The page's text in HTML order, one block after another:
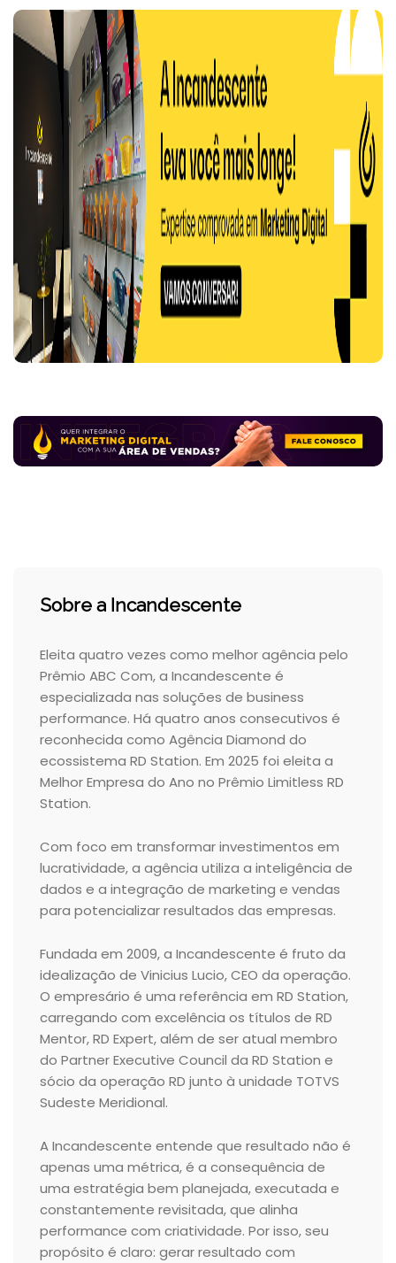
Sobre a Incandescente
Eleita quatro vezes como melhor agência pelo
Prêmio ABC Com, a Incandescente é
especializada nas soluções de business
performance. Há quatro anos consecutivos é
reconhecida como Agência Diamond do
ecossistema RD Station. Em 2025 foi eleita a
Melhor Empresa do Ano no Prêmio Limitless RD
Station.
Com foco em transformar investimentos em
lucratividade, a agência utiliza a inteligência de
dados e a integração de marketing e vendas
para potencializar resultados das empresas.
Fundada em 2009, a Incandescente é fruto da
idealização de Vinicius Lucio, CEO da operação.
O empresário é uma referência em RD Station,
carregando com excelência os títulos de RD
Mentor, RD Expert, além de ser atual membro
do Partner Executive Council da RD Station e
sócio da operação RD junto à unidade TOTVS
Sudeste Meridional.
A Incandescente entende que resultado não é
apenas uma métrica, é a consequência de
uma estratégia bem planejada, executada e
constantemente revisitada, que alinha
performance com criatividade. Por isso, seu
propósito é claro: gerar resultado com